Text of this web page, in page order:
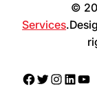
©
Services
Facebook
Twitter
Instagram